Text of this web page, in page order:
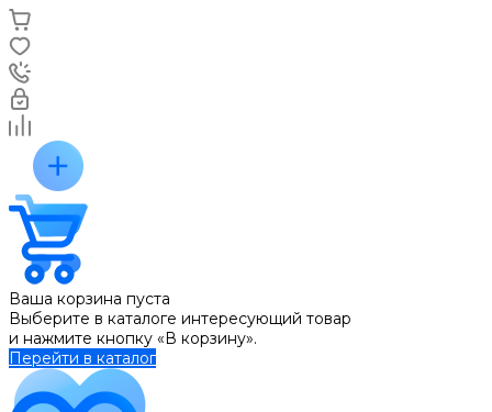
Ваша корзина пуста
Выберите в каталоге интересующий товар
и нажмите кнопку «В корзину».
Перейти в каталог